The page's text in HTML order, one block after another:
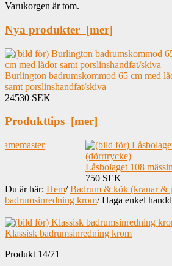
Varukorgen är tom.
Nya produkter [mer]
Burlington badrumskommod 65 cm med
samt porslinshandfat/skiva
24530 SEK
Produkttips [mer]
Låsbolaget 108
750 SEK
Du är här: Hem/ Badrum & kök (kranar &
badrumsinredning krom/Haga enkel
Klassisk badrumsinredning krom
Produkt 14/71